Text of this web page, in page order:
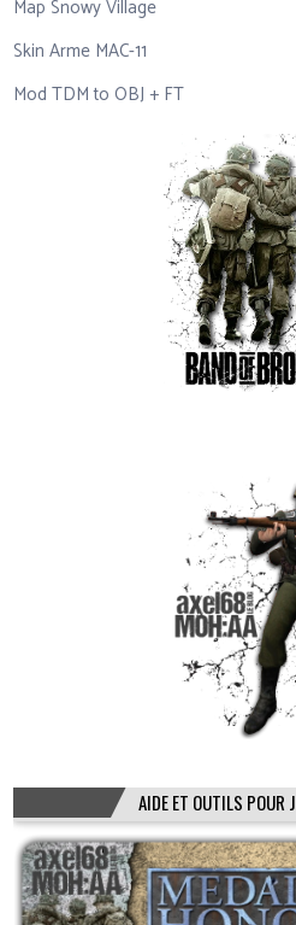
Map Snowy Village
Skin Arme MAC-11
Mod TDM to OBJ + FT
AIDE ET OUTILS POUR